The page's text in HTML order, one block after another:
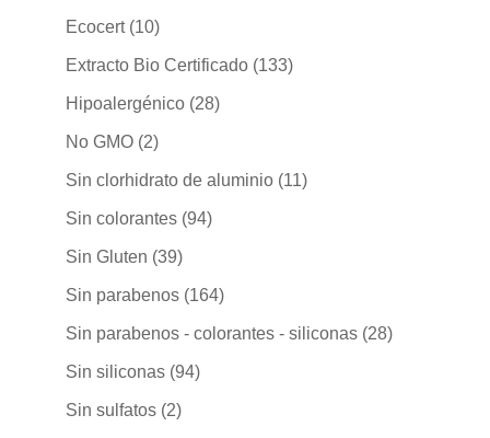
Ecocert (10)
Extracto Bio Certificado (133)
Hipoalergénico (28)
No GMO (2)
Sin clorhidrato de aluminio (11)
Sin colorantes (94)
Sin Gluten (39)
Sin parabenos (164)
Sin parabenos - colorantes - siliconas (28)
Sin siliconas (94)
Sin sulfatos (2)